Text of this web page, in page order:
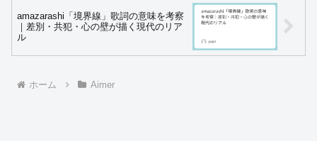
amazarashi「境界線」歌詞の意味を考察
｜差別・共犯・心の壁が描く現代のリア
ル
ホーム Aimer